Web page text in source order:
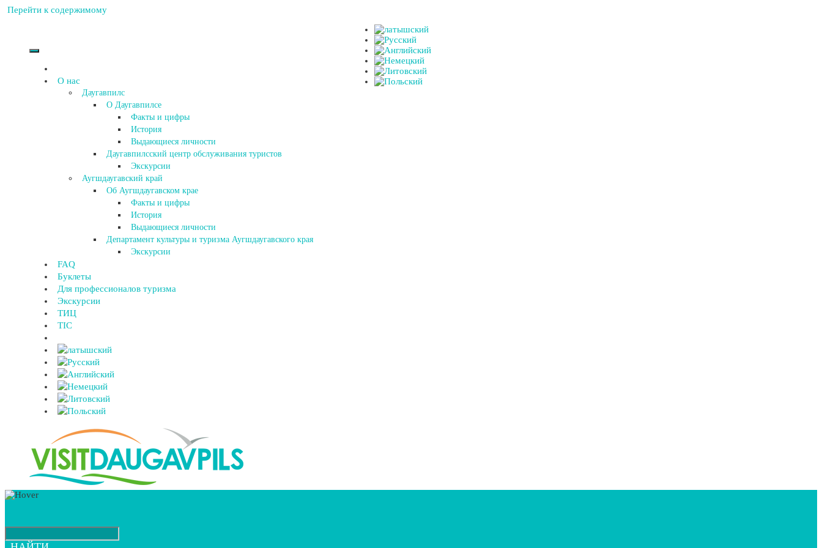
Перейти к содержимому
О нас
Даугавпилс
О Даугавпилсе
Факты и цифры
История
Выдающиеся личности
Даугавпилсский центр обслуживания туристов
Экскурсии
Аугшдаугавский край
Об Аугшдаугавском крае
Факты и цифры
История
Выдающиеся личности
Департамент культуры и туризма Аугшдаугавского края
Экскурсии
FAQ
Буклеты
Для профессионалов туризма
Экскурсии
ТИЦ
TIC